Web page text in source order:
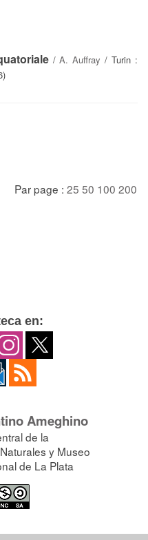
/A. Auffray / Turin :
Par page : 25 50 100 200
en:
Ameghino
de la
y Museo
de La Plata